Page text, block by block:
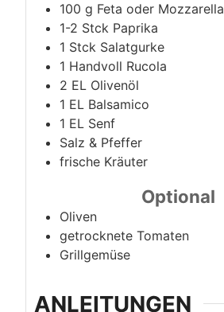
100 g Feta oder Mozzarella
1-2 Stck Paprika
1 Stck Salatgurke
1 Handvoll Rucola
2 EL Olivenöl
1 EL Balsamico
1 EL Senf
Salz & Pfeffer
frische Kräuter
Optional
Oliven
getrocknete Tomaten
Grillgemüse
ANLEITUNGEN